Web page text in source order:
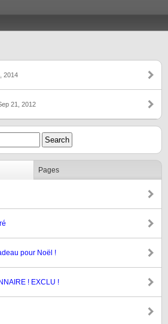
2014
21, 2012
Pages
pour Noël !
! EXCLU !